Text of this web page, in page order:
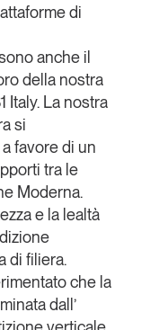
di
anche il
della nostra
Italy. La nostra
si
favore di un
tra le
Moderna.
e la lealtà
di filiera.
che la
dall’